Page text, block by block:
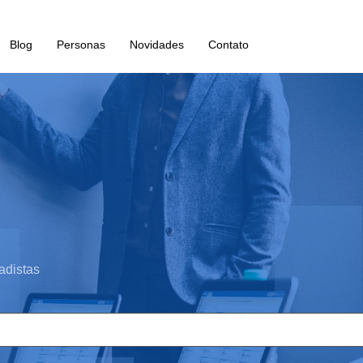
Blog Personas Novidades Contato